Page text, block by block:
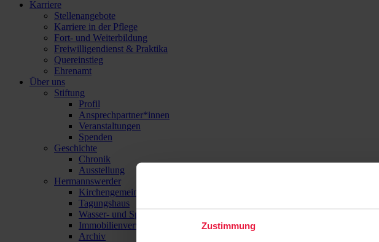
Zustimmung
Karriere
Stellenangebote
Karriere in der Pflege
Fort- und Weiterbildung
Freiwilligendienst & Praktika
Quereinstieg
Ehrenamt
Über uns
Stiftung
Profil
Ansprechpartner*innen
Veranstaltungen
Spenden
Geschichte
Chronik
Ausstellung
Hermannswerder
Kirchengemeinde
Tagungshaus
Wasser- und Sport-Zentrum Hermannswerder
Immobilienverwaltung
Archiv